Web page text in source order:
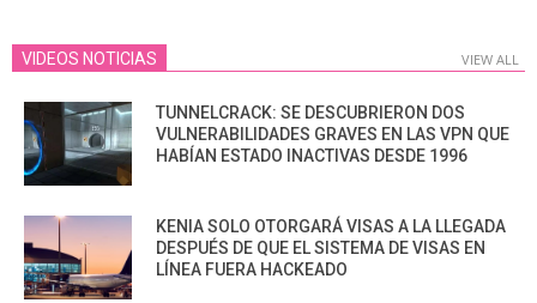
VIDEOS NOTICIAS VIEW ALL
TUNNELCRACK: SE DESCUBRIERON DOS
VULNERABILIDADES GRAVES EN LAS VPN QUE
HABÍAN ESTADO INACTIVAS DESDE 1996
KENIA SOLO OTORGARÁ VISAS A LA LLEGADA
DESPUÉS DE QUE EL SISTEMA DE VISAS EN
LÍNEA FUERA HACKEADO